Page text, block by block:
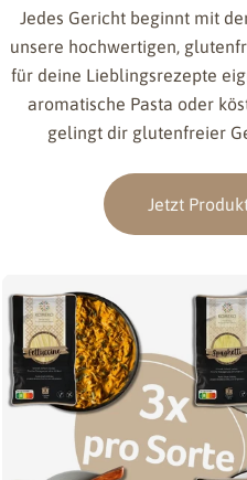
Jedes Gericht beginnt mit
unsere hochwertigen,
für deine Lieblingsrezepte
aromatische Pasta oder
gelingt dir glutenfreier
Jetzt